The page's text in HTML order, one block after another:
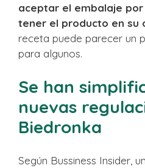
aceptar el embalaje
tener el producto en su
receta puede parecer un
para algunos.
Se han
nuevas
Biedronka
Según Bussiness Insider,